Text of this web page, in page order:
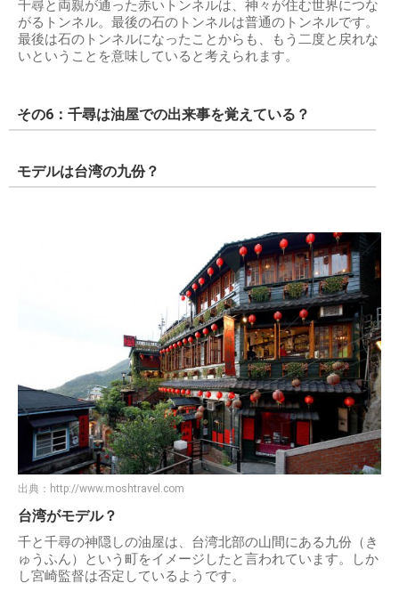
千尋と両親が通った赤いトンネルは、神々が住む世界につな
がるトンネル。最後の石のトンネルは普通のトンネルです。
最後は石のトンネルになったことからも、もう二度と戻れな
いということを意味していると考えられます。
その6：千尋は油屋での出来事を覚えている？
モデルは台湾の九份？
出典： http://www.moshtravel.com
台湾がモデル？
千と千尋の神隠しの油屋は、台湾北部の山間にある九份（き
ゅうふん）という町をイメージしたと言われています。しか
し宮崎監督は否定しているようです。